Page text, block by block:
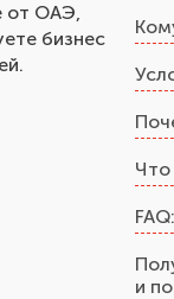
от ОАЭ,
бизнес
Что
и